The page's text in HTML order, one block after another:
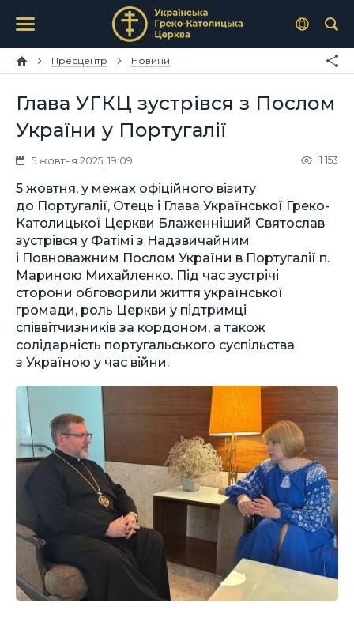
Пресцентр Новини
Глава УГКЦ зустрівся з Послом
України у Португалії
5 жовтня 2025, 19:09 1 153
5 жовтня, у межах офіційного візиту
до Португалії, Отець і Глава Української Греко-
Католицької Церкви Блаженніший Святослав
зустрівся у Фатімі з Надзвичайним
і Повноважним Послом України в Португалії п.
Мариною Михайленко. Під час зустрічі
сторони обговорили життя української
громади, роль Церкви у підтримці
співвітчизників за кордоном, а також
солідарність португальського суспільства
з Україною у час війни.